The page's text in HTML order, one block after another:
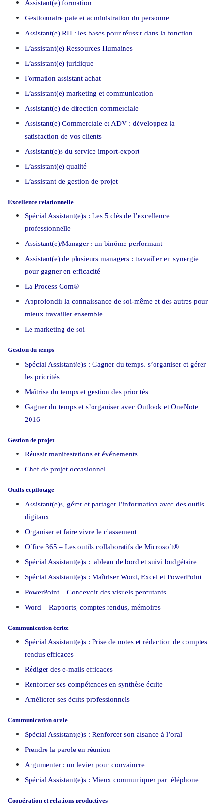
Assistant(e) formation
Gestionnaire paie et administration du personnel
Assistant(e) RH : les bases pour réussir dans la fonction
L’assistant(e) Ressources Humaines
L’assistant(e) juridique
Formation assistant achat
L’assistant(e) marketing et communication
Assistant(e) de direction commerciale
Assistant(e) Commerciale et ADV : développez la
satisfaction de vos clients
Assistant(e)s du service import-export
L’assistant(e) qualité
L’assistant de gestion de projet
Excellence relationnelle
Spécial Assistant(e)s : Les 5 clés de l’excellence
professionnelle
Assistant(e)/Manager : un binôme performant
Assistant(e) de plusieurs managers : travailler en synergie
pour gagner en efficacité
La Process Com®
Approfondir la connaissance de soi-même et des autres pour
mieux travailler ensemble
Le marketing de soi
Gestion du temps
Spécial Assistant(e)s : Gagner du temps, s’organiser et gérer
les priorités
Maîtrise du temps et gestion des priorités
Gagner du temps et s’organiser avec Outlook et OneNote
2016
Gestion de projet
Réussir manifestations et événements
Chef de projet occasionnel
Outils et pilotage
Assistant(e)s, gérer et partager l’information avec des outils
digitaux
Organiser et faire vivre le classement
Office 365 – Les outils collaboratifs de Microsoft®
Spécial Assistant(e)s : tableau de bord et suivi budgétaire
Spécial Assistant(e)s : Maîtriser Word, Excel et PowerPoint
PowerPoint – Concevoir des visuels percutants
Word – Rapports, comptes rendus, mémoires
Communication écrite
Spécial Assistant(e)s : Prise de notes et rédaction de comptes
rendus efficaces
Rédiger des e-mails efficaces
Renforcer ses compétences en synthèse écrite
Améliorer ses écrits professionnels
Communication orale
Spécial Assistant(e)s : Renforcer son aisance à l’oral
Prendre la parole en réunion
Argumenter : un levier pour convaincre
Spécial Assistant(e)s : Mieux communiquer par téléphone
Coopération et relations productives